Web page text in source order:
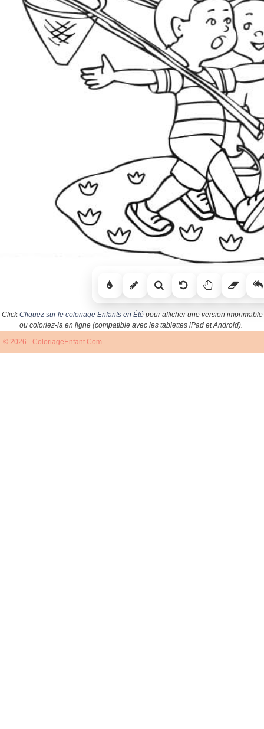
ClickCliquez sur le coloriage Enfants en Étépour afficher une version imprimable
ou coloriez-la en ligne (compatible avec les tablettes iPad et Android).
© 2026 - ColoriageEnfant.Com